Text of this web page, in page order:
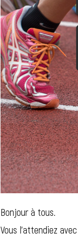
Bonjour à tous.
Vous l’attendiez